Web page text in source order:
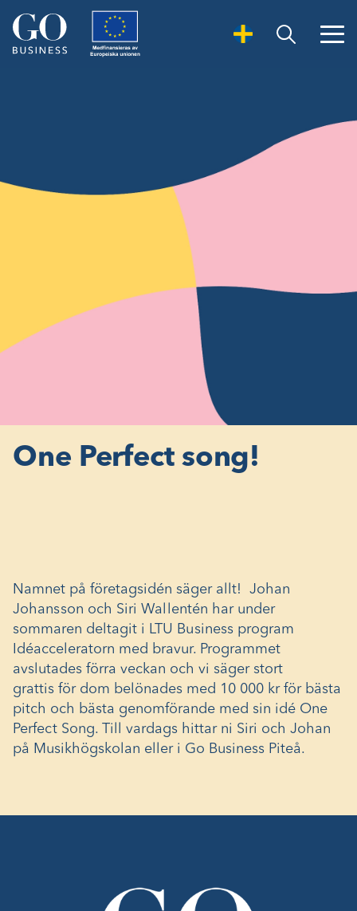
Open Search
One Perfect song!
Namnet på företagsidén säger allt! Johan
Johansson och Siri Wallentén har under
sommaren deltagit i LTU Business program
Idéacceleratorn med bravur. Programmet
avslutades förra veckan och vi säger stort
grattis för dom belönades med 10 000 kr för bästa
pitch och bästa genomförande med sin idé One
Perfect Song. Till vardags hittar ni Siri och Johan
på Musikhögskolan eller i Go Business Piteå.